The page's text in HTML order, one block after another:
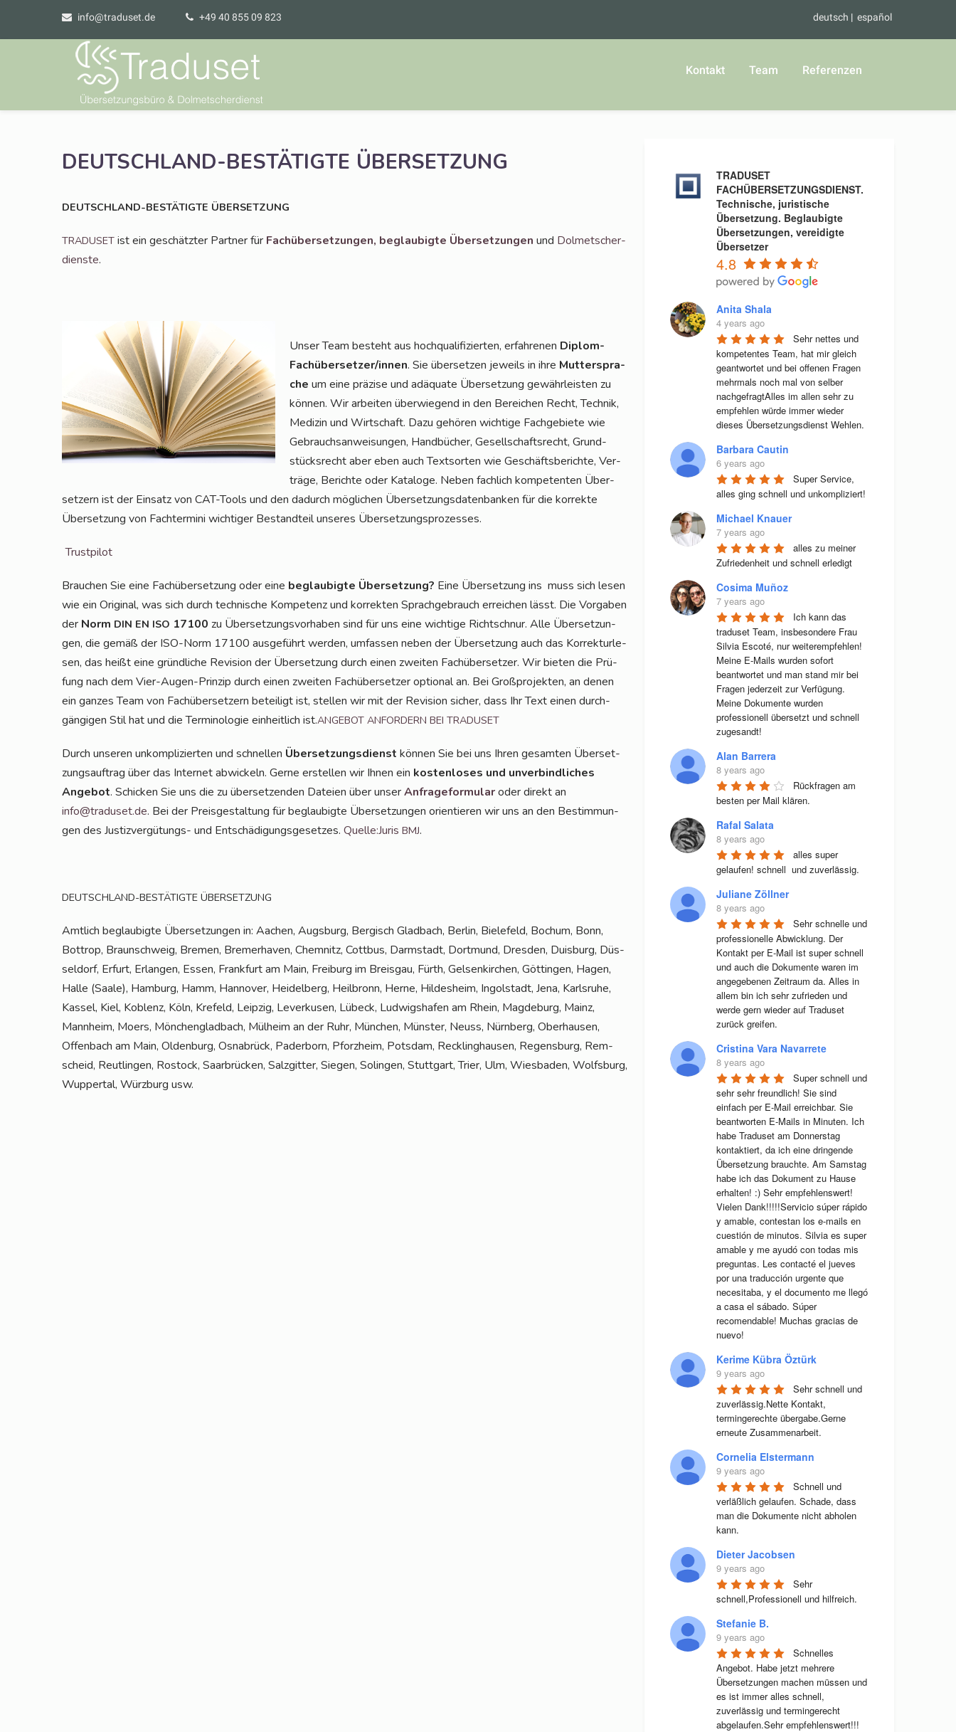
info@traduset.de +49 40 855 09 823 deutsch español
Kontakt Team Referenzen
DEUTSCHLAND-BESTÄTIGTE ÜBERSETZUNG
DEUTSCHLAND-BESTÄTIGTE ÜBERSETZUNG
TRADUSET ist ein geschätz­ter Part­ner für Fach­über­set­zun­gen, beglau­big­te Über­set­zun­gen und Dol­met­scher­
diens­te.
Unser Team besteht aus hoch­qua­li­fi­zier­ten, erfah­re­nen Diplom-
Fach­über­set­zer/in­nen. Sie über­set­zen jeweils in ihre Mut­ter­spra­
che um eine prä­zi­se und adäqua­te Über­set­zung gewähr­leis­ten zu
kön­nen. Wir arbei­ten über­wie­gend in den Berei­chen Recht, Tech­nik,
Medi­zin und Wirt­schaft. Dazu gehö­ren wich­ti­ge Fach­ge­bie­te wie
Gebrauchs­an­wei­sun­gen, Hand­bü­cher, Gesell­schafts­recht, Grund­
stücks­recht aber eben auch Text­sor­ten wie Geschäfts­be­rich­te, Ver­
trä­ge, Berich­te oder Kata­lo­ge. Neben fach­lich kom­pe­ten­ten Über­
set­zern ist der Ein­satz von CAT-Tools und den dadurch mög­li­chen Über­set­zungs­da­ten­ban­ken für die kor­rek­te
Über­set­zung von Fach­ter­mi­ni wich­ti­ger Bestand­teil unse­res Übersetzungsprozesses.
Trust­pi­lot
Brau­chen Sie eine Fach­über­set­zung oder eine beglau­big­te Über­set­zung? Eine Über­set­zung ins muss sich lesen
wie ein Ori­gi­nal, was sich durch tech­ni­sche Kom­pe­tenz und kor­rek­ten Sprach­ge­brauch errei­chen lässt. Die Vor­ga­ben
der Norm DIN EN ISO 17100 zu Über­set­zungs­vor­ha­ben sind für uns eine wich­ti­ge Richt­schnur. Alle Über­set­zun­
gen, die gemäß der ISO-Norm 17100 aus­ge­führt wer­den, umfas­sen neben der Über­set­zung auch das Kor­rek­tur­le­
sen, das heißt eine gründ­li­che Revi­si­on der Über­set­zung durch einen zwei­ten Fach­über­set­zer. Wir bie­ten die Prü­
fung nach dem Vier-Augen-Prin­zip durch einen zwei­ten Fach­über­set­zer optio­nal an. Bei Groß­pro­jek­ten, an denen
ein gan­zes Team von Fach­über­set­zern betei­ligt ist, stel­len wir mit der Revi­si­on sicher, dass Ihr Text einen durch­
gän­gi­gen Stil hat und die Ter­mi­no­lo­gie ein­heit­lich ist.ANGEBOT ANFORDERN BEI TRADUSET
Durch unse­ren unkom­pli­zier­ten und schnel­len Über­set­zungs­dienst kön­nen Sie bei uns Ihren gesam­ten Über­set­
zungs­auf­trag über das Inter­net abwi­ckeln. Ger­ne erstel­len wir Ihnen ein kos­ten­lo­ses und unver­bind­li­ches
Ange­bot. Schi­cken Sie uns die zu über­set­zen­den Datei­en über unserAnfra­ge­for­mu­laroder direkt an
info@traduset.de. Bei der Preis­ge­stal­tung für beglau­big­te Über­set­zun­gen ori­en­tie­ren wir uns an den Bestim­mun­
gen des Jus­tiz­ver­gü­tungs- und Ent­schä­di­gungs­ge­set­zes. Quelle:Juris BMJ.
DEUTSCHLAND-BESTÄTIGTE ÜBERSETZUNG
Amt­lich beglau­big­te Über­set­zun­gen in: Aachen, Augs­burg, Ber­gisch Glad­bach, Ber­lin, Bie­le­feld, Bochum, Bonn,
Bot­trop, Braun­schweig, Bre­men, Bre­mer­ha­ven, Chem­nitz, Cott­bus, Darm­stadt, Dort­mund, Dres­den, Duis­burg, Düs­
sel­dorf, Erfurt, Erlan­gen, Essen, Frank­furt am Main, Frei­burg im Breis­gau, Fürth, Gel­sen­kir­chen, Göt­tin­gen, Hagen,
Hal­le (Saa­le), Ham­burg, Hamm, Han­no­ver, Hei­del­berg, Heil­bronn, Her­ne, Hil­des­heim, Ingol­stadt, Jena, Karls­ru­he,
Kas­sel, Kiel, Koblenz, Köln, Kre­feld, Leip­zig, Lever­ku­sen, Lübeck, Lud­wigs­ha­fen am Rhein, Mag­de­burg, Mainz,
Mann­heim, Moers, Mön­chen­glad­bach, Mül­heim an der Ruhr, Mün­chen, Müns­ter, Neuss, Nürn­berg, Ober­hau­sen,
Offen­bach am Main, Olden­burg, Osna­brück, Pader­born, Pforz­heim, Pots­dam, Reck­ling­hau­sen, Regens­burg, Rem­
scheid, Reut­lin­gen, Ros­tock, Saar­brü­cken, Salz­git­ter, Sie­gen, Solin­gen, Stutt­gart, Trier, Ulm, Wies­ba­den, Wolfs­burg,
Wup­per­tal, Würz­burg usw.
TRADUSET
FACHÜBERSETZUNGSDIENST.
Technische, juristische
Übersetzung. Beglaubigte
Übersetzungen, vereidigte
Übersetzer
4.8
Anita Shala
4 years ago
Sehr nettes und
kompetentes Team, hat mir gleich
geantwortet und bei offenen Fragen
mehrmals noch mal von selber
nachgefragtAlles im allen sehr zu
empfehlen würde immer wieder
dieses Übersetzungsdienst Wehlen.
Barbara Cautin
6 years ago
Super Service,
alles ging schnell und unkompliziert!
Michael Knauer
7 years ago
alles zu meiner
Zufriedenheit und schnell erledigt
Cosima Muñoz
7 years ago
Ich kann das
traduset Team, insbesondere Frau
Silvia Escoté, nur weiterempfehlen!
Meine E-Mails wurden sofort
beantwortet und man stand mir bei
Fragen jederzeit zur Verfügung.
Meine Dokumente wurden
professionell übersetzt und schnell
zugesandt!
Alan Barrera
8 years ago
Rückfragen am
besten per Mail klären.
Rafal Salata
8 years ago
alles super
gelaufen! schnell  und zuverlässig.
Juliane Zöllner
8 years ago
Sehr schnelle und
professionelle Abwicklung. Der
Kontakt per E-Mail ist super schnell
und auch die Dokumente waren im
angegebenen Zeitraum da. Alles in
allem bin ich sehr zufrieden und
werde gern wieder auf Traduset
zurück greifen.
Cristina Vara Navarrete
8 years ago
Super schnell und
sehr sehr freundlich! Sie sind
einfach per E-Mail erreichbar. Sie
beantworten E-Mails in Minuten. Ich
habe Traduset am Donnerstag
kontaktiert, da ich eine dringende
Übersetzung brauchte. Am Samstag
habe ich das Dokument zu Hause
erhalten! :) Sehr empfehlenswert!
Vielen Dank!!!!!Servicio súper rápido
y amable, contestan los e-mails en
cuestión de minutos. Silvia es super
amable y me ayudó con todas mis
preguntas. Les contacté el jueves
por una traducción urgente que
necesitaba, y el documento me llegó
a casa el sábado. Súper
recomendable! Muchas gracias de
nuevo!
Kerime Kübra Öztürk
9 years ago
Sehr schnell und
zuverlässig.Nette Kontakt,
termingerechte übergabe.Gerne
erneute Zusammenarbeit.
Cornelia Elstermann
9 years ago
Schnell und
verläßlich gelaufen. Schade, dass
man die Dokumente nicht abholen
kann.
Dieter Jacobsen
9 years ago
Sehr
schnell,Professionell und hilfreich.
Stefanie B.
9 years ago
Schnelles
Angebot. Habe jetzt mehrere
Übersetzungen machen müssen und
es ist immer alles schnell,
zuverlässig und termingerecht
abgelaufen.Sehr empfehlenswert!!!